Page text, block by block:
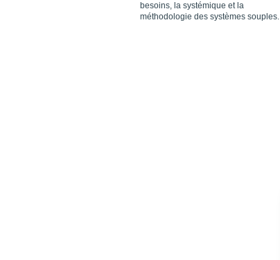
besoins, la systémique et la
méthodologie des systèmes souples.